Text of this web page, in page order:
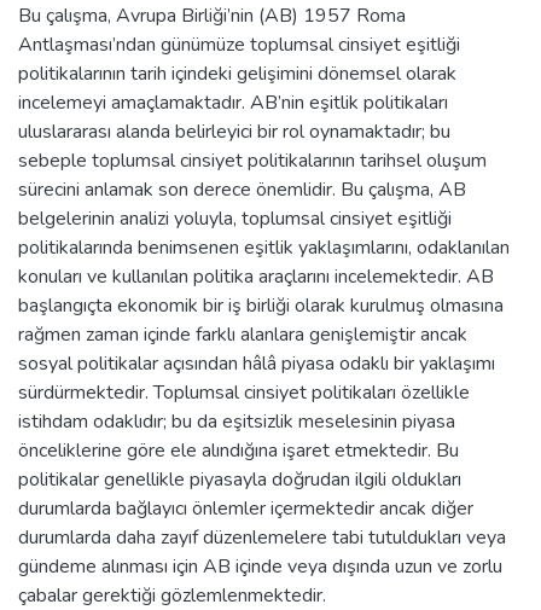
Bu çalışma, Avrupa Birliği’nin (AB) 1957 Roma
Antlaşması’ndan günümüze toplumsal cinsiyet eşitliği
politikalarının tarih içindeki gelişimini dönemsel olarak
incelemeyi amaçlamaktadır. AB’nin eşitlik politikaları
uluslararası alanda belirleyici bir rol oynamaktadır; bu
sebeple toplumsal cinsiyet politikalarının tarihsel oluşum
sürecini anlamak son derece önemlidir. Bu çalışma, AB
belgelerinin analizi yoluyla, toplumsal cinsiyet eşitliği
politikalarında benimsenen eşitlik yaklaşımlarını, odaklanılan
konuları ve kullanılan politika araçlarını incelemektedir. AB
başlangıçta ekonomik bir iş birliği olarak kurulmuş olmasına
rağmen zaman içinde farklı alanlara genişlemiştir ancak
sosyal politikalar açısından hâlâ piyasa odaklı bir yaklaşımı
sürdürmektedir. Toplumsal cinsiyet politikaları özellikle
istihdam odaklıdır; bu da eşitsizlik meselesinin piyasa
önceliklerine göre ele alındığına işaret etmektedir. Bu
politikalar genellikle piyasayla doğrudan ilgili oldukları
durumlarda bağlayıcı önlemler içermektedir ancak diğer
durumlarda daha zayıf düzenlemelere tabi tutuldukları veya
gündeme alınması için AB içinde veya dışında uzun ve zorlu
çabalar gerektiği gözlemlenmektedir.